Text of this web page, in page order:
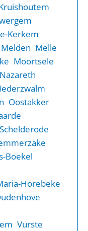
Kerkem
Melden Melle
Moortsele
Nazareth
Oostakker
Schelderode
Boekel
Horebeke
Vurste